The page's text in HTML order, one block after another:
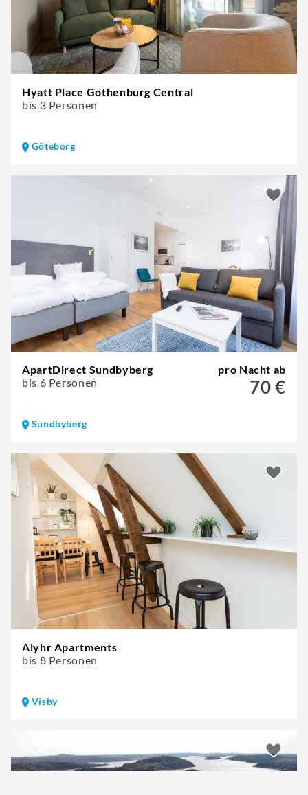
Hyatt Place Gothenburg Central
bis 3 Personen
Göteborg
ApartDirect Sundbyberg
bis 6 Personen
pro Nacht ab
70 €
Sundbyberg
Alyhr Apartments
bis 8 Personen
Visby